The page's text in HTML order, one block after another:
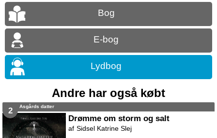
Bog
E-bog
Lydbog
Andre har også købt
2 Asgårds datter
Drømme om storm og salt
Sidsel Katrine Slej